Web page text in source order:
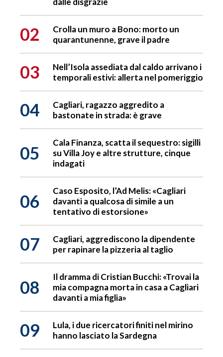
02
Crolla un muro a Bono: morto un
quarantunenne, grave il padre
03
Nell’Isola assediata dal caldo arrivano i
temporali estivi: allerta nel pomeriggio
04
Cagliari, ragazzo aggredito a
bastonate in strada: è grave
05
Cala Finanza, scatta il sequestro: sigilli
su Villa Joy e altre strutture, cinque
indagati
06
Caso Esposito, l’Ad Melis: «Cagliari
davanti a qualcosa di simile a un
tentativo di estorsione»
07
Cagliari, aggrediscono la dipendente
per rapinare la pizzeria al taglio
08
Il dramma di Cristian Bucchi: «Trovai la
mia compagna morta in casa a Cagliari
davanti a mia figlia»
09
Lula, i due ricercatori finiti nel mirino
hanno lasciato la Sardegna